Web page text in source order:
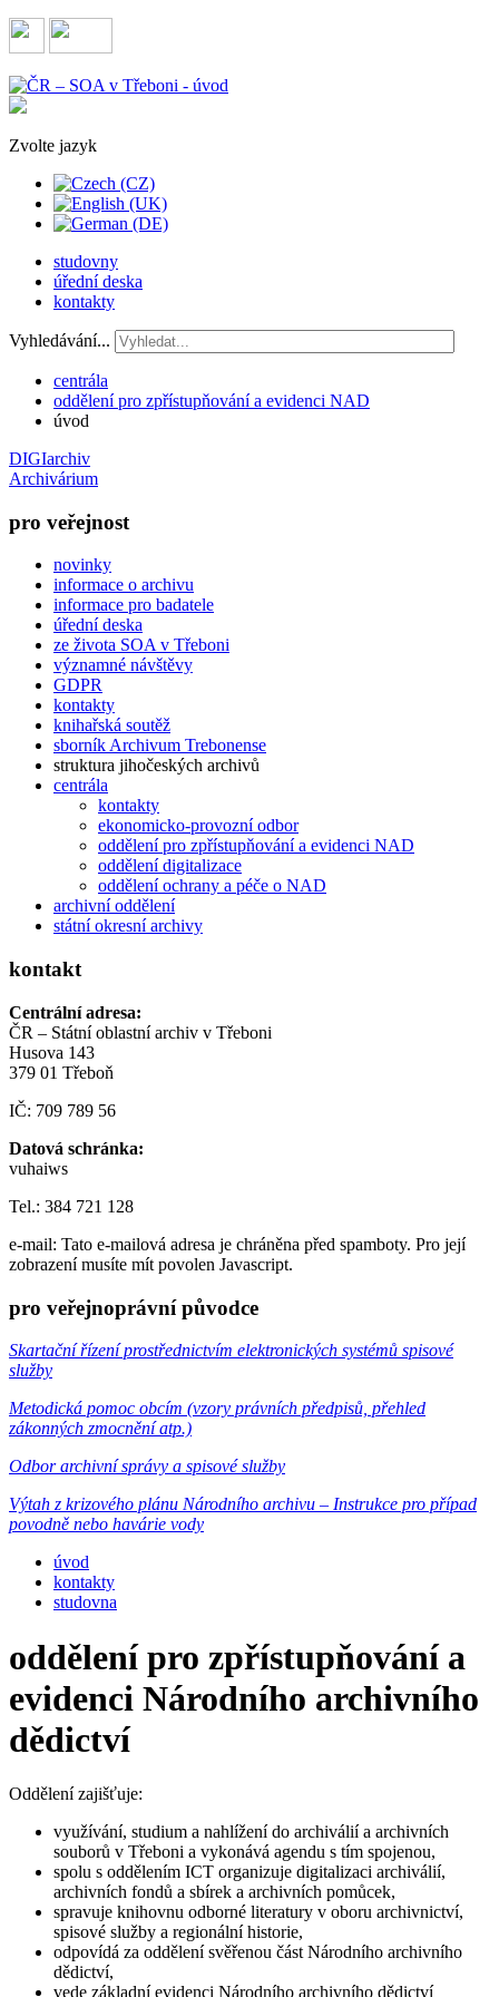
Zvolte jazyk
studovny
úřední deska
kontakty
Vyhledávání...
centrála
oddělení pro zpřístupňování a evidenci NAD
úvod
DIGIarchiv
Archivárium
pro veřejnost
novinky
informace o archivu
informace pro badatele
úřední deska
ze života SOA v Třeboni
významné návštěvy
GDPR
kontakty
knihařská soutěž
sborník Archivum Trebonense
struktura jihočeských archivů
centrála
kontakty
ekonomicko-provozní odbor
oddělení pro zpřístupňování a evidenci NAD
oddělení digitalizace
oddělení ochrany a péče o NAD
archivní oddělení
státní okresní archivy
kontakt
Centrální adresa:
ČR – Státní oblastní archiv v Třeboni
Husova 143
379 01 Třeboň
IČ: 709 789 56
Datová schránka:
vuhaiws
Tel.: 384 721 128
e-mail: Tato e-mailová adresa je chráněna před spamboty. Pro její
zobrazení musíte mít povolen Javascript.
pro veřejnoprávní původce
Skartační řízení prostřednictvím elektronických systémů spisové
služby
Metodická pomoc obcím (vzory právních předpisů, přehled
zákonných zmocnění atp.)
Odbor archivní správy a spisové služby
Výtah z krizového plánu Národního archivu – Instrukce pro případ
povodně nebo havárie vody
úvod
kontakty
studovna
oddělení pro zpřístupňování a
evidenci Národního archivního
dědictví
Oddělení zajišťuje:
využívání, studium a nahlížení do archiválií a archivních
souborů v Třeboni a vykonává agendu s tím spojenou,
spolu s oddělením ICT organizuje digitalizaci archiválií,
archivních fondů a sbírek a archivních pomůcek,
spravuje knihovnu odborné literatury v oboru archivnictví,
spisové služby a regionální historie,
odpovídá za oddělení svěřenou část Národního archivního
dědictví,
vede základní evidenci Národního archivního dědictví